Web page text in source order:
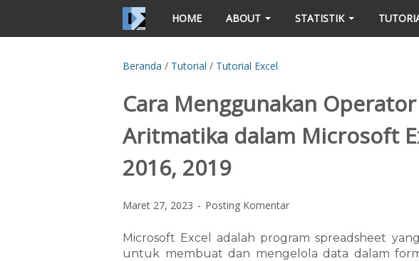
HOME ABOUT STATISTIK
Beranda / Tutorial / Tutorial Excel
Cara Menggunakan
Aritmatika dalam Microsoft
2016, 2019
Maret 27, 2023 Posting Komentar
Microsoft Excel adalah program spreadsheet
untuk membuat dan mengelola data dalam